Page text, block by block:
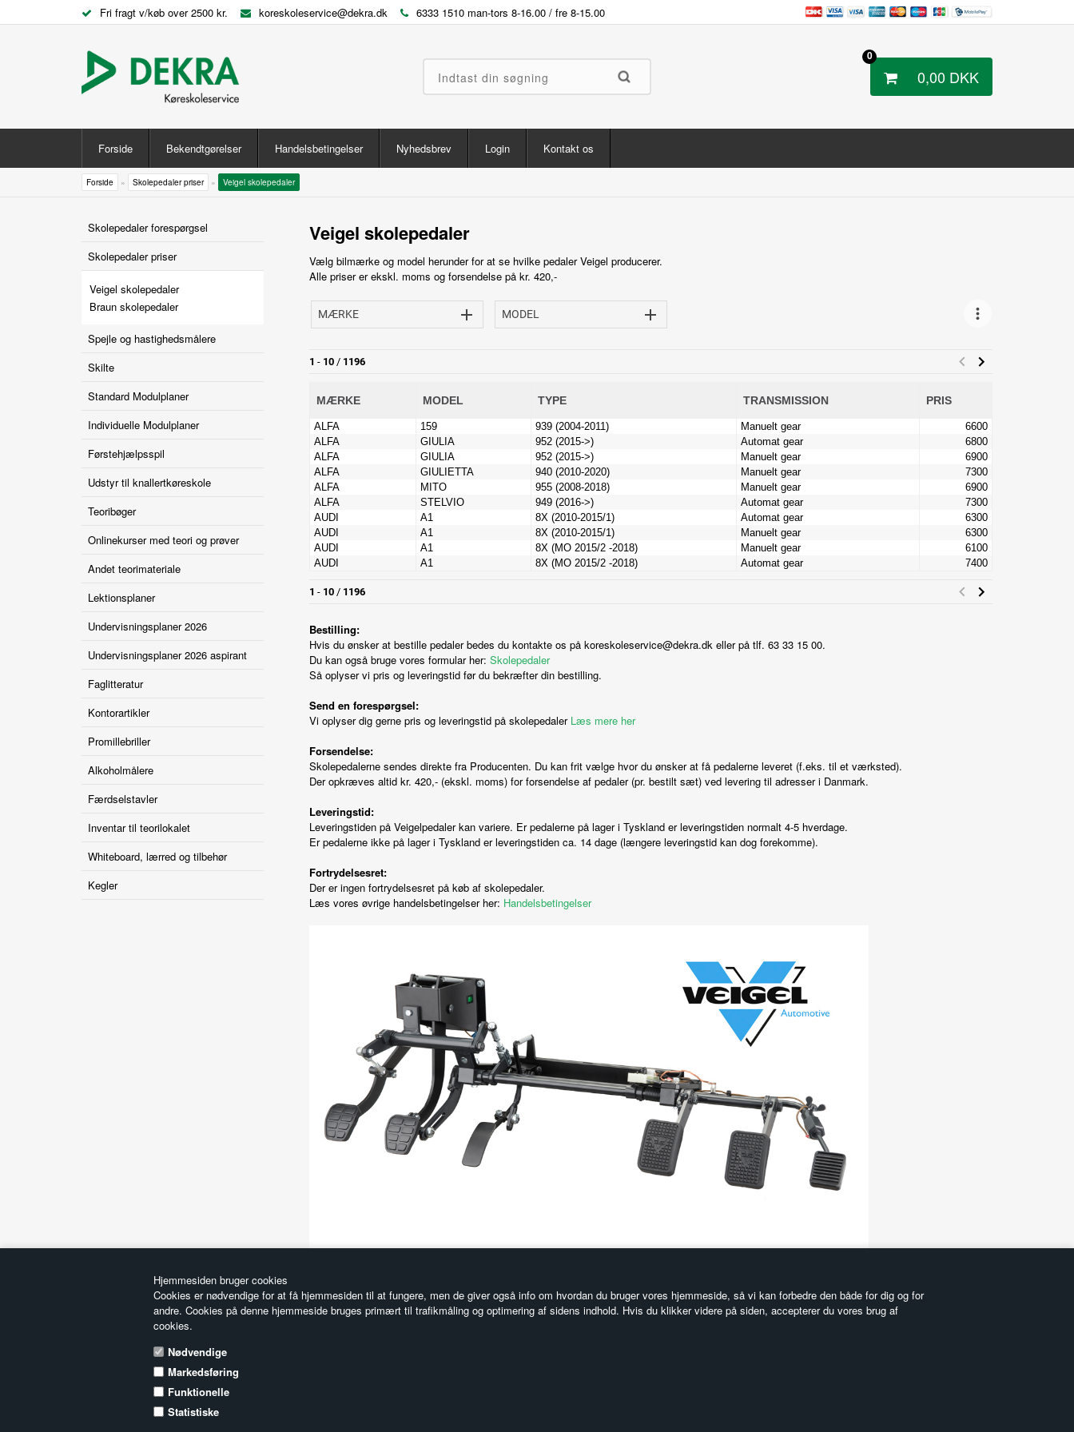
Hjemmesiden bruger cookies
Cookies er nødvendige for at få hjemmesiden til at fungere, men de giver også info om hvordan du bruger vores hjemmeside, så vi kan forbedre den både for dig og for
andre. Cookies på denne hjemmeside bruges primært til trafikmåling og optimering af sidens indhold. Hvis du klikker videre på siden, accepterer du vores brug af
cookies.
Nødvendige
Markedsføring
Funktionelle
Statistiske
Fri fragt v/køb over 2500 kr. koreskoleservice@dekra.dk 6333 1510 man-tors 8-16.00 / fre 8-15.00
0,00 DKK
0
Forside Bekendtgørelser Handelsbetingelser Nyhedsbrev Login Kontakt os
Forside » Skolepedaler priser » Veigel skolepedaler
Skolepedaler forespørgsel
Skolepedaler priser
Veigel skolepedaler
Braun skolepedaler
Spejle og hastighedsmålere
Skilte
Standard Modulplaner
Individuelle Modulplaner
Førstehjælpsspil
Udstyr til knallertkøreskole
Teoribøger
Onlinekurser med teori og prøver
Andet teorimateriale
Lektionsplaner
Undervisningsplaner 2026
Undervisningsplaner 2026 aspirant
Faglitteratur
Kontorartikler
Promillebriller
Alkoholmålere
Færdselstavler
Inventar til teorilokalet
Whiteboard, lærred og tilbehør
Kegler
Veigel skolepedaler
Vælg bilmærke og model herunder for at se hvilke pedaler Veigel producerer.
Alle priser er ekskl. moms og forsendelse på kr. 420,-
Bestilling:
Hvis du ønsker at bestille pedaler bedes du kontakte os på koreskoleservice@dekra.dk eller på tlf. 63 33 15 00.
Du kan også bruge vores formular her: Skolepedaler
Så oplyser vi pris og leveringstid før du bekræfter din bestilling.
Send en forespørgsel:
Vi oplyser dig gerne pris og leveringstid på skolepedaler Læs mere her
Forsendelse:
Skolepedalerne sendes direkte fra Producenten. Du kan frit vælge hvor du ønsker at få pedalerne leveret (f.eks. til et værksted).
Der opkræves altid kr. 420,- (ekskl. moms) for forsendelse af pedaler (pr. bestilt sæt) ved levering til adresser i Danmark.
Leveringstid:
Leveringstiden på Veigelpedaler kan variere. Er pedalerne på lager i Tyskland er leveringstiden normalt 4-5 hverdage.
Er pedalerne ikke på lager i Tyskland er leveringstiden ca. 14 dage (længere leveringstid kan dog forekomme).
Fortrydelsesret:
Der er ingen fortrydelsesret på køb af skolepedaler.
Læs vores øvrige handelsbetingelser her: Handelsbetingelser
Her finder du os
Køreskoleservice
Telefon: 6333 1510
koreskoleservice@dekra.dk